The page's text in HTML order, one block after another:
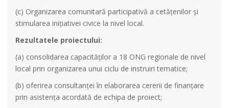
(c) Organizarea comunitară participativă a cetățenilor și
stimularea inițiativei civice la nivel local.
Rezultatele proiectului:
(a) consolidarea capacităților a 18 ONG regionale de nivel
local prin organizarea unui ciclu de instruiri tematice;
(b) oferirea consultanței în elaborarea cererii de finanțare
prin asistența acordată de echipa de proiect;